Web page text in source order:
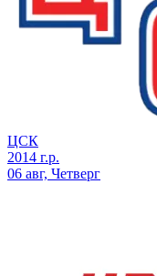
ЦСК
2014 г.р.
06 авг, Четверг